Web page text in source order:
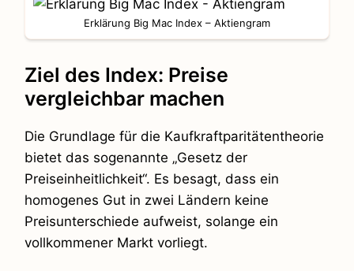
Erklärung Big Mac Index – Aktiengram
Ziel des Index: Preise
vergleichbar machen
Die Grundlage für die Kaufkraftparitätentheorie
bietet das sogenannte „Gesetz der
Preiseinheitlichkeit“. Es besagt, dass ein
homogenes Gut in zwei Ländern keine
Preisunterschiede aufweist, solange ein
vollkommener Markt vorliegt.